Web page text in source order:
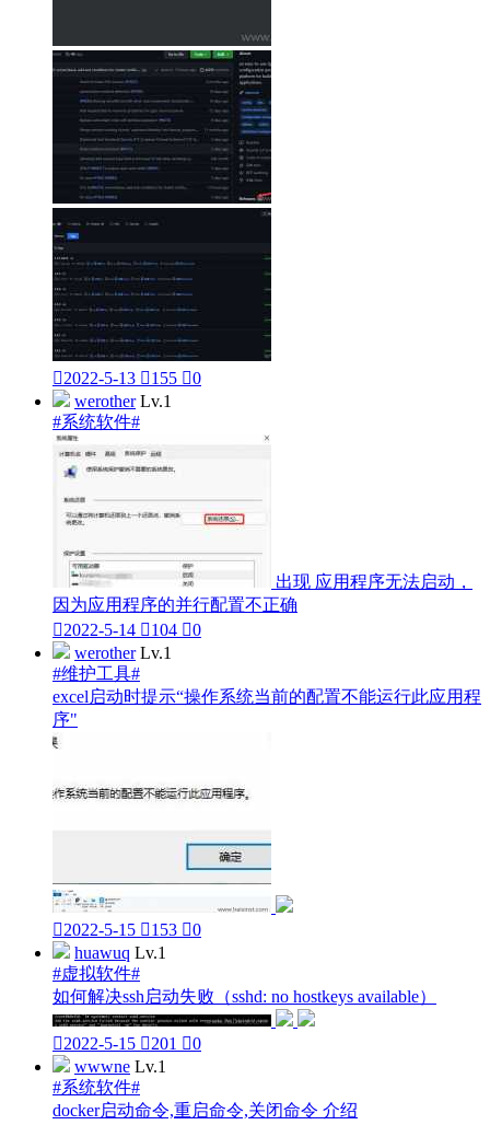
2022-5-13 155 0
werother Lv.1
#系统软件#
出现 应用程序无法启动，
因为应用程序的并行配置不正确
2022-5-14 104 0
werother Lv.1
#维护工具#
excel启动时提示“操作系统当前的配置不能运行此应用程
序"
2022-5-15 153 0
huawuq Lv.1
#虚拟软件#
如何解决ssh启动失败（sshd: no hostkeys available）
2022-5-15 201 0
wwwne Lv.1
#系统软件#
docker启动命令,重启命令,关闭命令 介绍